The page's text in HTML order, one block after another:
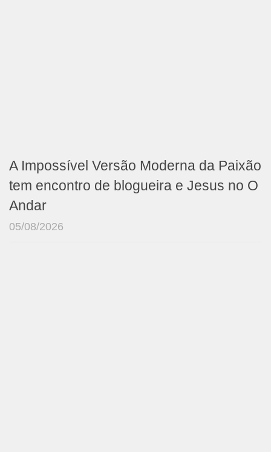
A Impossível Versão Moderna da Paixão
tem encontro de blogueira e Jesus no O
Andar
05/08/2026